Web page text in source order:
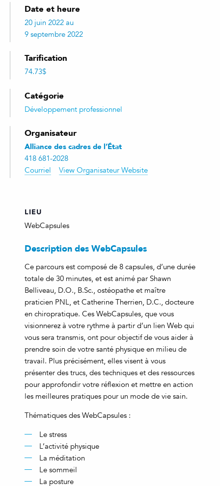
Date et heure
20 juin 2022 au
9 septembre 2022
Tarification
74.73$
Catégorie
Développement professionnel
Organisateur
Alliance des cadres de l’État
418 681-2028
Courriel
View Organisateur Website
LIEU
WebCapsules
Description des WebCapsules
Ce parcours est composé de 8 capsules, d’une durée
totale de 30 minutes, et est animé par Shawn
Belliveau, D.O., B.Sc., ostéopathe et maître
praticien PNL, et Catherine Therrien, D.C., docteure
en chiropratique. Ces WebCapsules, que vous
visionnerez à votre rythme à partir d’un lien Web qui
vous sera transmis, ont pour objectif de vous aider à
prendre soin de votre santé physique en milieu de
travail. Plus précisément, elles visent à vous
présenter des trucs, des techniques et des ressources
pour approfondir votre réflexion et mettre en action
les meilleures pratiques pour un mode de vie sain.
Thématiques des WebCapsules :
Le stress
L’activité physique
La méditation
Le sommeil
La posture